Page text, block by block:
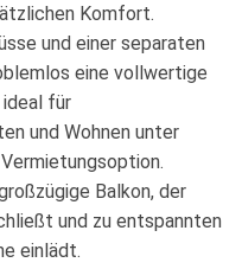
Komfort.
und einer separaten
eine vollwertige
für
und Wohnen unter
Balkon, der
und zu entspannten
einlädt.